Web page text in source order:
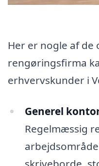
Her er nogle af
rengøringsfirma
erhvervskunder i
Generel
Regelmæssig